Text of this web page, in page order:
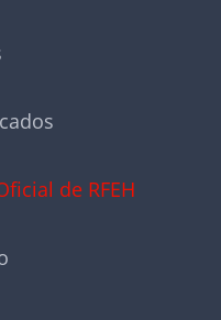
de RFEH